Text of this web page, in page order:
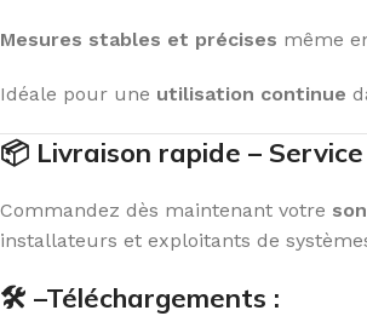
Mesures stables et précises même
Idéale pour une utilisation continue
📦 Livraison rapide –
Commandez dès maintenant votre
installateurs et exploitants de
🛠️ –Téléchargements :